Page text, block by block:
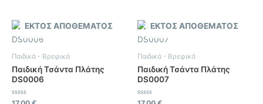
ΕΚΤΌΣ ΑΠΟΘΈΜΑΤΟΣ
Παιδικά - Βρεφικά
Παιδική Τσάντα Πλάτης
DS0006
Βαθμολογήθηκε
ΕΚΤΌΣ ΑΠΟΘΈΜΑΤΟΣ
Παιδικά - Βρεφικά
Παιδική Τσάντα Πλάτης
DS0007
Βαθμολογήθηκε